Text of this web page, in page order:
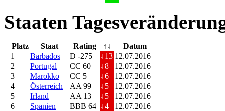
Staaten
Platz Staat Rating ↑↓
Datum
1
Barbados D -275 ↓ 13 12.07.2016
2
Portugal CC 60 ↓8
12.07.2016
3
Marokko CC 5 ↓6
12.07.2016
4
Österreich AA 99 ↓ 5
12.07.2016
5
Irland AA 13 ↓ 5
12.07.2016
6
Spanien BBB 64 ↓4
12.07.2016